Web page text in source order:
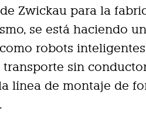
Zwickau para la
se está haciendo
robots
sin
línea de montaje de